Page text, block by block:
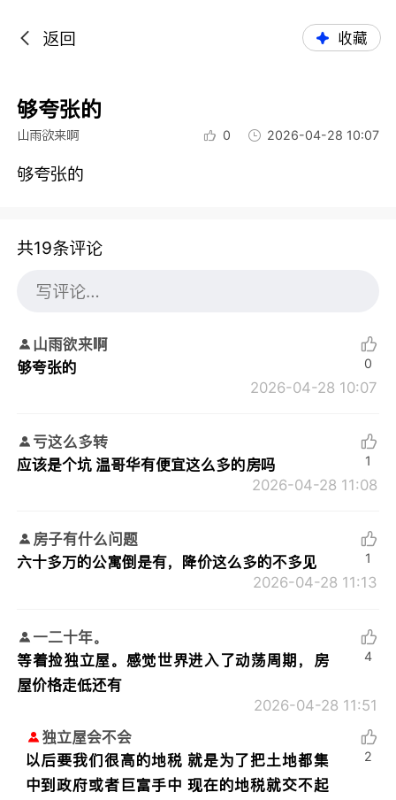
返回 收藏
够夸张的
山雨欲来啊 0 2026-04-28 10:07
够夸张的
共19条评论
山雨欲来啊
够夸张的
2026-04-28 10:07
0
亏这么多转
应该是个坑 温哥华有便宜这么多的房吗
2026-04-28 11:08
1
房子有什么问题
六十多万的公寓倒是有，降价这么多的不多见
2026-04-28 11:13
1
一二十年。
等着捡独立屋。感觉世界进入了动荡周期，房
屋价格走低还有
2026-04-28 11:51
4
独立屋会不会
以后要我们很高的地税 就是为了把土地都集
中到政府或者巨富手中 现在的地税就交不起
2